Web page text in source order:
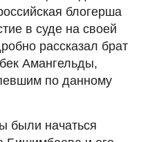
блогерша
в суде на своей
рассказал брат
Амангельды,
по данному
были начаться